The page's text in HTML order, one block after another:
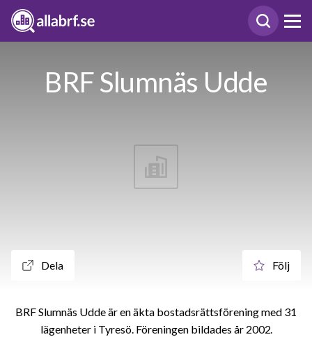
BRF Slumnäs Udde
Dela Följ
BRF Slumnäs Udde är en äkta bostadsrättsförening med 31
lägenheter i Tyresö. Föreningen bildades år 2002